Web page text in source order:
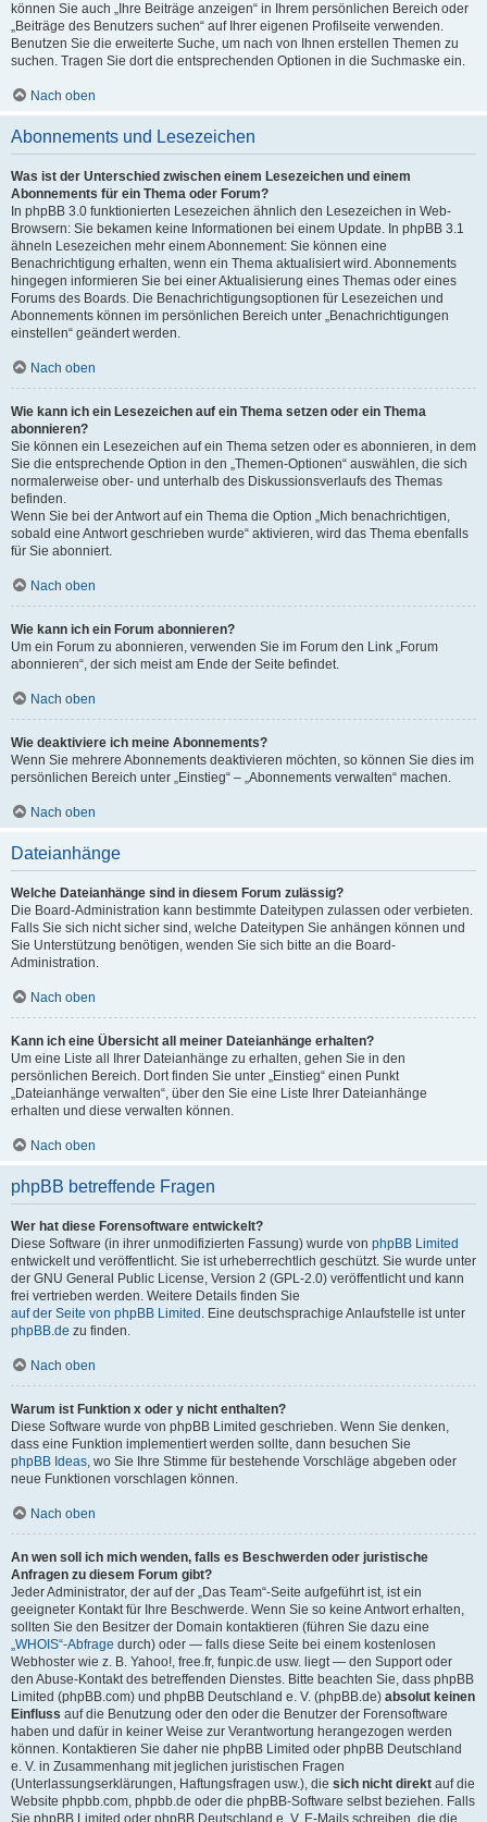
können Sie auch „Ihre Beiträge anzeigen“ in Ihrem persönlichen Bereich oder
„Beiträge des Benutzers suchen“ auf Ihrer eigenen Profilseite verwenden.
Benutzen Sie die erweiterte Suche, um nach von Ihnen erstellen Themen zu
suchen. Tragen Sie dort die entsprechenden Optionen in die Suchmaske ein.
Nach oben
Abonnements und Lesezeichen
Was ist der Unterschied zwischen einem Lesezeichen und einem
Abonnements für ein Thema oder Forum?
In phpBB 3.0 funktionierten Lesezeichen ähnlich den Lesezeichen in Web-
Browsern: Sie bekamen keine Informationen bei einem Update. In phpBB 3.1
ähneln Lesezeichen mehr einem Abonnement: Sie können eine
Benachrichtigung erhalten, wenn ein Thema aktualisiert wird. Abonnements
hingegen informieren Sie bei einer Aktualisierung eines Themas oder eines
Forums des Boards. Die Benachrichtigungsoptionen für Lesezeichen und
Abonnements können im persönlichen Bereich unter „Benachrichtigungen
einstellen“ geändert werden.
Nach oben
Wie kann ich ein Lesezeichen auf ein Thema setzen oder ein Thema
abonnieren?
Sie können ein Lesezeichen auf ein Thema setzen oder es abonnieren, in dem
Sie die entsprechende Option in den „Themen-Optionen“ auswählen, die sich
normalerweise ober- und unterhalb des Diskussionsverlaufs des Themas
befinden.
Wenn Sie bei der Antwort auf ein Thema die Option „Mich benachrichtigen,
sobald eine Antwort geschrieben wurde“ aktivieren, wird das Thema ebenfalls
für Sie abonniert.
Nach oben
Wie kann ich ein Forum abonnieren?
Um ein Forum zu abonnieren, verwenden Sie im Forum den Link „Forum
abonnieren“, der sich meist am Ende der Seite befindet.
Nach oben
Wie deaktiviere ich meine Abonnements?
Wenn Sie mehrere Abonnements deaktivieren möchten, so können Sie dies im
persönlichen Bereich unter „Einstieg“ – „Abonnements verwalten“ machen.
Nach oben
Dateianhänge
Welche Dateianhänge sind in diesem Forum zulässig?
Die Board-Administration kann bestimmte Dateitypen zulassen oder verbieten.
Falls Sie sich nicht sicher sind, welche Dateitypen Sie anhängen können und
Sie Unterstützung benötigen, wenden Sie sich bitte an die Board-
Administration.
Nach oben
Kann ich eine Übersicht all meiner Dateianhänge erhalten?
Um eine Liste all Ihrer Dateianhänge zu erhalten, gehen Sie in den
persönlichen Bereich. Dort finden Sie unter „Einstieg“ einen Punkt
„Dateianhänge verwalten“, über den Sie eine Liste Ihrer Dateianhänge
erhalten und diese verwalten können.
Nach oben
phpBB betreffende Fragen
Wer hat diese Forensoftware entwickelt?
Diese Software (in ihrer unmodifizierten Fassung) wurde von phpBB Limited
entwickelt und veröffentlicht. Sie ist urheberrechtlich geschützt. Sie wurde unter
der GNU General Public License, Version 2 (GPL-2.0) veröffentlicht und kann
frei vertrieben werden. Weitere Details finden Sie
auf der Seite von phpBB Limited . Eine deutschsprachige Anlaufstelle ist unter
phpBB.de zu finden.
Nach oben
Warum ist Funktion x oder y nicht enthalten?
Diese Software wurde von phpBB Limited geschrieben. Wenn Sie denken,
dass eine Funktion implementiert werden sollte, dann besuchen Sie
phpBB Ideas, wo Sie Ihre Stimme für bestehende Vorschläge abgeben oder
neue Funktionen vorschlagen können.
Nach oben
An wen soll ich mich wenden, falls es Beschwerden oder juristische
Anfragen zu diesem Forum gibt?
Jeder Administrator, der auf der „Das Team“-Seite aufgeführt ist, ist ein
geeigneter Kontakt für Ihre Beschwerde. Wenn Sie so keine Antwort erhalten,
sollten Sie den Besitzer der Domain kontaktieren (führen Sie dazu eine
„WHOIS“-Abfrage durch) oder — falls diese Seite bei einem kostenlosen
Webhoster wie z. B. Yahoo!, free.fr, funpic.de usw. liegt — den Support oder
den Abuse-Kontakt des betreffenden Dienstes. Bitte beachten Sie, dass phpBB
Limited (phpBB.com) und phpBB Deutschland e. V. (phpBB.de) absolut keinen
Einfluss auf die Benutzung oder den oder die Benutzer der Forensoftware
haben und dafür in keiner Weise zur Verantwortung herangezogen werden
können. Kontaktieren Sie daher nie phpBB Limited oder phpBB Deutschland
e. V. in Zusammenhang mit jeglichen juristischen Fragen
(Unterlassungserklärungen, Haftungsfragen usw.), die sich nicht direkt auf die
Website phpbb.com, phpbb.de oder die phpBB-Software selbst beziehen. Falls
Sie phpBB Limited oder phpBB Deutschland e. V. E-Mails schreiben, die die